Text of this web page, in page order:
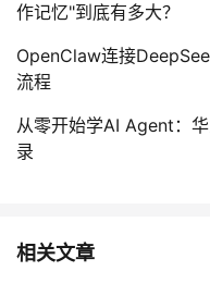
作记忆"到底有多大？
OpenClaw连接
流程
从零开始学AI Agent：
录
相关文章